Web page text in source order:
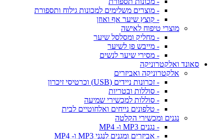
- מוצרים משלימים למכונות גילוח ותספורת
- קוצץ שיער אף ואוזן
מוצרי טיפוח לאישה
- מחליק ומסלסל שיער
- מייבש פן לשיער
- מסירי שיער לנשים
סאונד ואלקטרוניקה
אלקטרוניקה ואביזרים
- זכרונות ניידים (USB) וכרטיסי זיכרון
- סוללות ובטריות
- סוללות למכשירי שמיעה
- טלפונים נייחים ואלחוטיים לבית
נגנים ומכשירי הקלטה
- נגנים MP3 ו- MP4
- אביזרים ומגנים לנגני MP3 ו- MP4